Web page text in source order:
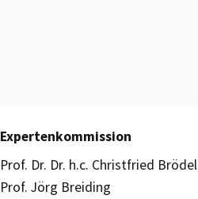
Expertenkommission
Prof. Dr. Dr. h.c. Christfried Brödel
Prof. Jörg Breiding